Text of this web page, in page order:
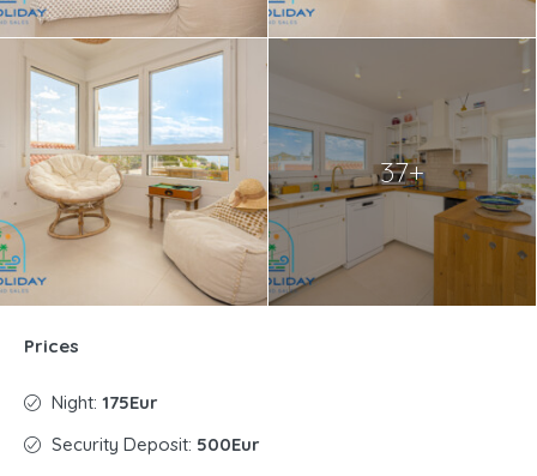
37+
Prices
Night: 175Eur
Security Deposit: 500Eur